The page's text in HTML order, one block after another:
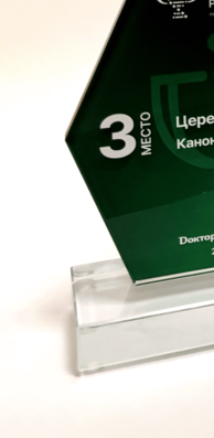
ПРОИЗВОДСТВО
ИССЛЕДОВАНИЯ
ПОЛИТИКА В
КАРЬЕРА
СОЦИАЛЬНЫЕ
УСЛОВИЯ
РАЗВИТИЕ